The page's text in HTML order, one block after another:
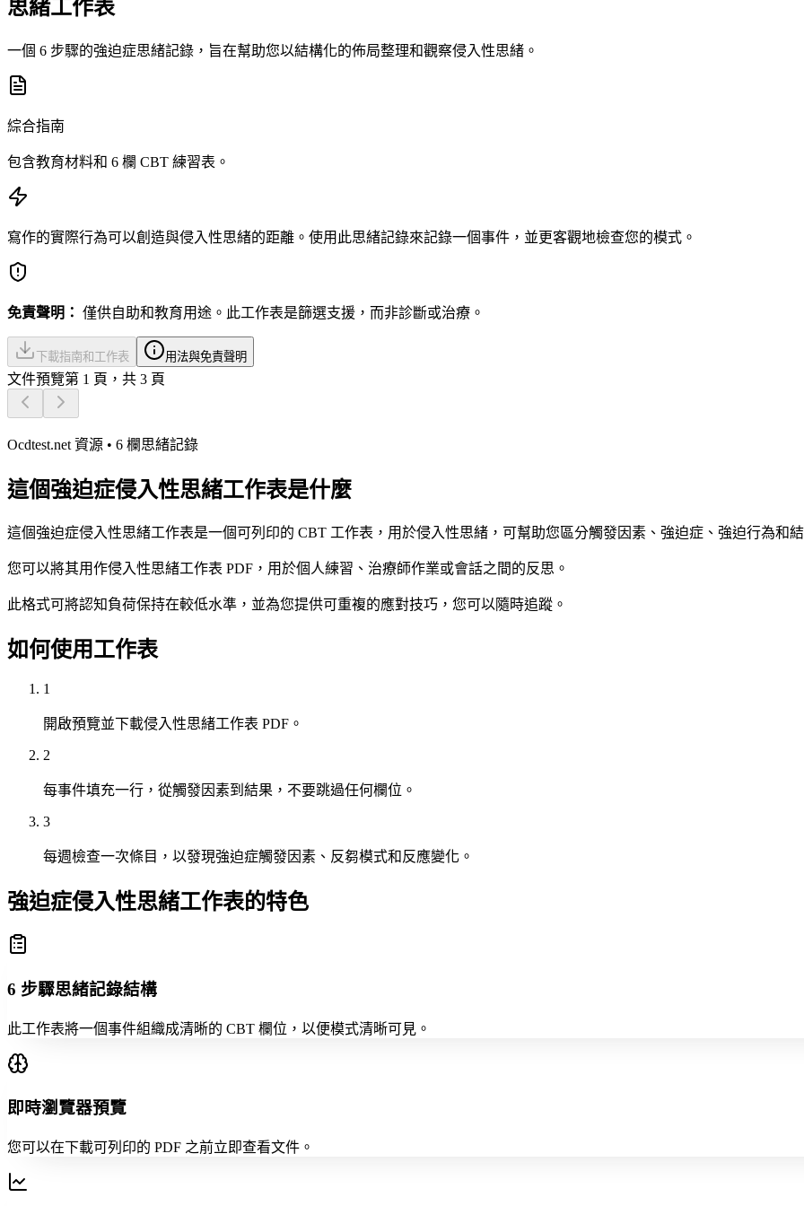
思緒工作表
一個 6 步驟的強迫症思緒記錄，旨在幫助您以結構化的佈局整理和觀察侵入性思緒。
綜合指南
包含教育材料和 6 欄 CBT 練習表。
寫作的實際行為可以創造與侵入性思緒的距離。使用此思緒記錄來記錄一個事件，並更客觀地檢查您的模式。
免責聲明： 僅供自助和教育用途。此工作表是篩選支援，而非診斷或治療。
下載指南和工作表 用法與免責聲明
文件預覽第 1 頁，共 3 頁
Ocdtest.net 資源 • 6 欄思緒記錄
這個強迫症侵入性思緒工作表是什麼
這個強迫症侵入性思緒工作表是一個可列印的 CBT 工作表，用於侵入性思緒，可幫助您區分觸發因素、強迫症、強迫行為和
您可以將其用作侵入性思緒工作表 PDF，用於個人練習、治療師作業或會話之間的反思。
此格式可將認知負荷保持在較低水準，並為您提供可重複的應對技巧，您可以隨時追蹤。
如何使用工作表
1
開啟預覽並下載侵入性思緒工作表 PDF。
2
每事件填充一行，從觸發因素到結果，不要跳過任何欄位。
3
每週檢查一次條目，以發現強迫症觸發因素、反芻模式和反應變化。
強迫症侵入性思緒工作表的特色
6 步驟思緒記錄結構
此工作表將一個事件組織成清晰的 CBT 欄位，以便模式清晰可見。
即時瀏覽器預覽
您可以在下載可列印的 PDF 之前立即查看文件。